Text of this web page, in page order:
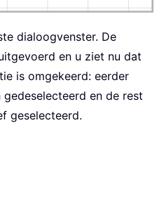
dialoogvenster. De
en u ziet nu dat
is omgekeerd: eerder
en de rest
geselecteerd.